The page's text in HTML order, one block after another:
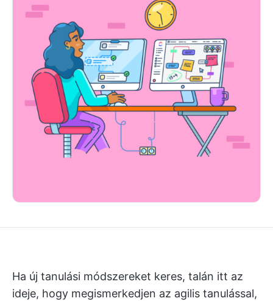
Ha új tanulási módszereket keres, talán itt az
ideje, hogy megismerkedjen az agilis tanulással,